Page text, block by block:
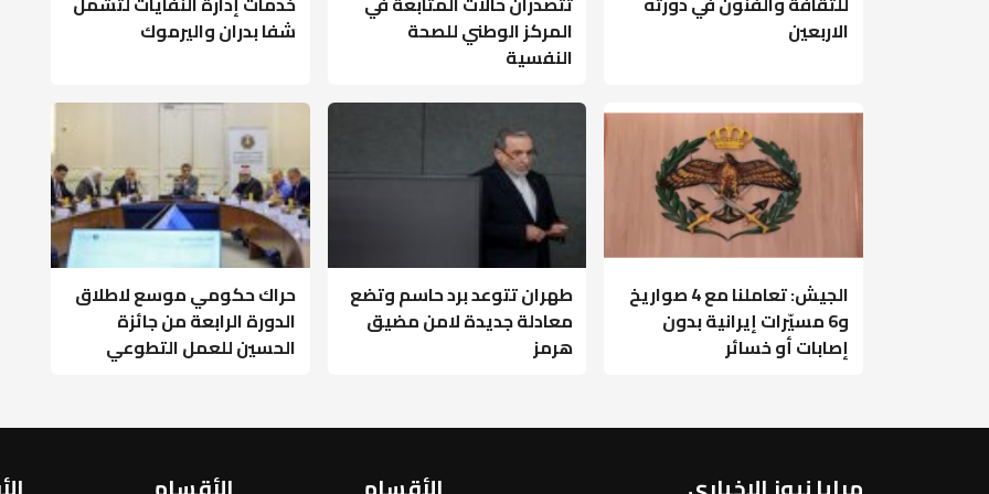
الاربعين
المركز الوطني للصحة
النفسية
شفا بدران واليرموك
الجيش: تعاملنا مع 4 صواريخ
و6 مسيّرات إيرانية بدون
إصابات أو خسائر
طهران تتوعد برد حاسم وتضع
معادلة جديدة لامن مضيق
هرمز
حراك حكومي موسع لاطلاق
الدورة الرابعة من جائزة
الحسين للعمل التطوعي